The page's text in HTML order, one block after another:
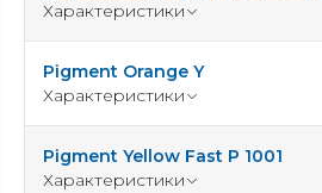
Характеристики
Pigment Orange Y
Характеристики
Pigment Yellow Fast P 1001
Характеристики